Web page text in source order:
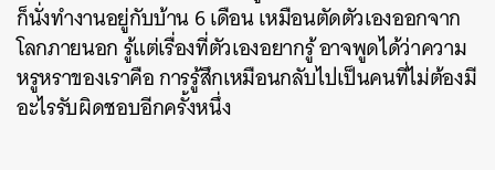
ก็นั่งทำงานอยู่กับบ้าน 6 เดือน เหมือนตัดตัวเองออกจาก
โลกภายนอก รู้แต่เรื่องที่ตัวเองอยากรู้ อาจพูดได้ว่าความ
หรูหราของเราคือ การรู้สึกเหมือนกลับไปเป็นคนที่ไม่ต้องมี
อะไรรับผิดชอบอีกครั้งหนึ่ง